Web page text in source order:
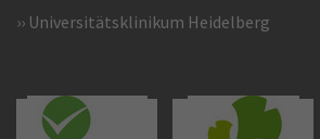
Universitätsklinikum Heidelberg